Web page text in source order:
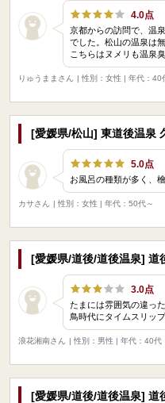
4.0点
京都からの訪問で、温
でした。松山の温泉は
こちらはヌメリも温泉
りゅうままさん
| 性別：女性 | 年代：40
[愛媛県/松山] 東道後温泉
5.0点
お風呂の種類が多く、
カサさん
| 性別：女性 | 年代：50代～
[愛媛県/道後/道後温泉] 道
3.0点
たまには雰囲気の違っ
鳥時代にタイムスリッ
浪花湘南さん
| 性別：男性 | 年代：40代
[愛媛県/道後/道後温泉] 道